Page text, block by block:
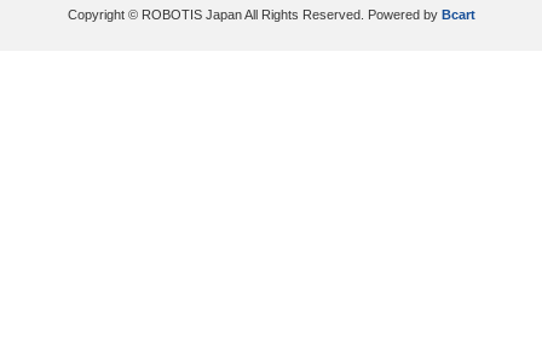
Copyright © ROBOTIS Japan All Rights Reserved. Powered by Bcart